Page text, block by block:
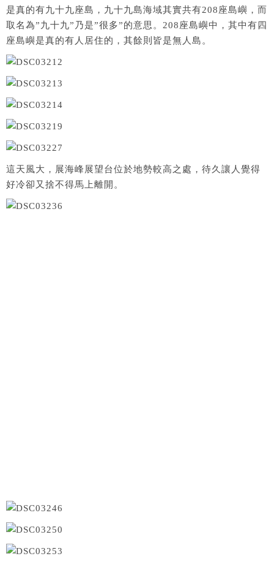
是真的有九十九座島，九十九島海域其實共有208座島嶼，而
取名為”九十九”乃是”很多”的意思。208座島嶼中，其中有四
座島嶼是真的有人居住的，其餘則皆是無人島。
這天風大，展海峰展望台位於地勢較高之處，待久讓人覺得
好冷卻又捨不得馬上離開。